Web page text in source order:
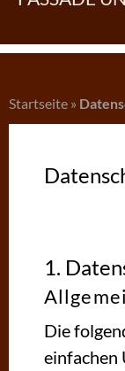
Startseite »
1.
Die
einfachen